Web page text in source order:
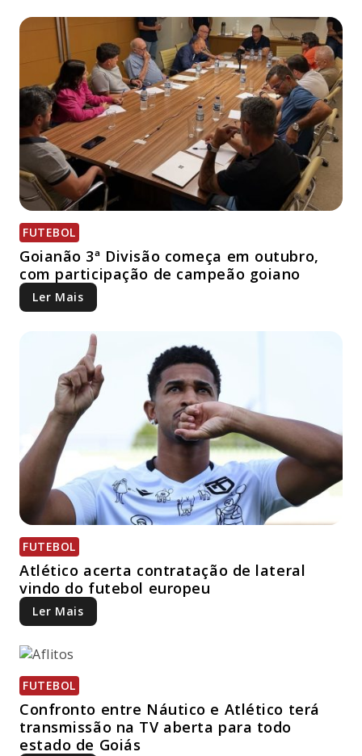
FUTEBOL
Goianão 3ª Divisão começa em outubro,
com participação de campeão goiano
Ler Mais
FUTEBOL
Atlético acerta contratação de lateral
vindo do futebol europeu
Ler Mais
FUTEBOL
Confronto entre Náutico e Atlético terá
transmissão na TV aberta para todo
estado de Goiás